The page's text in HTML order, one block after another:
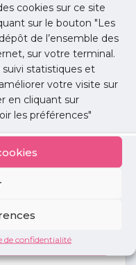
cookies sur ce site
sur le bouton "Les
de l’ensemble des
sur votre terminal.
suivi statistiques et
votre visite sur
en cliquant sur
les préférences"
de confidentialité